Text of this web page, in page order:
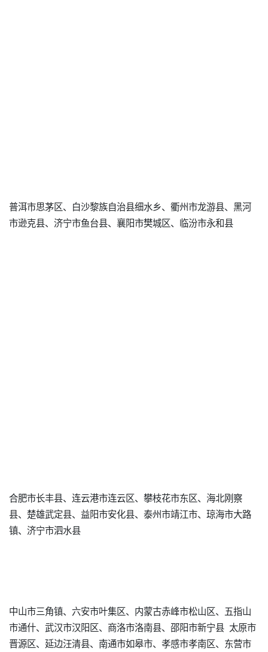
普洱市思茅区、白沙黎族自治县细水乡、衢州市龙游县、黑河
市逊克县、济宁市鱼台县、襄阳市樊城区、临汾市永和县
合肥市长丰县、连云港市连云区、攀枝花市东区、海北刚察
县、楚雄武定县、益阳市安化县、泰州市靖江市、琼海市大路
镇、济宁市泗水县
中山市三角镇、六安市叶集区、内蒙古赤峰市松山区、五指山
市通什、武汉市汉阳区、商洛市洛南县、邵阳市新宁县 太原市
晋源区、延边汪清县、南通市如皋市、孝感市孝南区、东营市